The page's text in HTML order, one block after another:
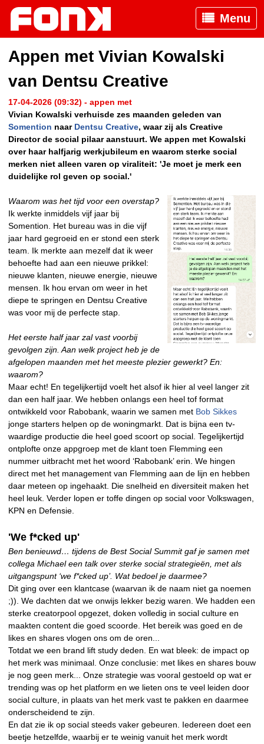
Menu
Appen met Vivian Kowalski
van Dentsu Creative
17-04-2026 (09:32) - appen met
Vivian Kowalski verhuisde zes maanden geleden van
Somention naar Dentsu Creative, waar zij als Creative
Director de social pilaar aanstuurt. We appen met Kowalski
over haar halfjarig werkjubileum en waarom sterke social
merken niet alleen varen op viraliteit: 'Je moet je merk een
duidelijke rol geven op social.'
Waarom was het tijd voor een overstap?
Ik werkte inmiddels vijf jaar bij
Somention. Het bureau was in die vijf
jaar hard gegroeid en er stond een sterk
team. Ik merkte aan mezelf dat ik weer
behoefte had aan een nieuwe prikkel:
nieuwe klanten, nieuwe energie, nieuwe
mensen. Ik hou ervan om weer in het
diepe te springen en Dentsu Creative
was voor mij de perfecte stap.
Het eerste half jaar zal vast voorbij
gevolgen zijn. Aan welk project heb je de
afgelopen maanden met het meeste plezier gewerkt? En:
waarom?
Maar echt! En tegelijkertijd voelt het alsof ik hier al veel langer zit
dan een half jaar. We hebben onlangs een heel tof format
ontwikkeld voor Rabobank, waarin we samen met Bob Sikkes
jonge starters helpen op de woningmarkt. Dat is bijna een tv-
waardige productie die heel goed scoort op social. Tegelijkertijd
ontplofte onze appgroep met de klant toen Flemming een
nummer uitbracht met het woord ‘Rabobank’ erin. We hingen
direct met het management van Flemming aan de lijn en hebben
daar meteen op ingehaakt. Die snelheid en diversiteit maken het
heel leuk. Verder lopen er toffe dingen op social voor Volkswagen,
KPN en Defensie.
'We f*cked up'
Ben benieuwd… tijdens de Best Social Summit gaf je samen met
collega Michael een talk over sterke social strategieën, met als
uitgangspunt ‘we f*cked up’. Wat bedoel je daarmee?
Dit ging over een klantcase (waarvan ik de naam niet ga noemen
;)). We dachten dat we onwijs lekker bezig waren. We hadden een
sterke creatorpool opgezet, doken volledig in social culture en
maakten content die goed scoorde. Het bereik was goed en de
likes en shares vlogen ons om de oren...
Totdat we een brand lift study deden. En wat bleek: de impact op
het merk was minimaal. Onze conclusie: met likes en shares bouw
je nog geen merk... Onze strategie was vooral gestoeld op wat er
trending was op het platform en we lieten ons te veel leiden door
social culture, in plaats van het merk vast te pakken en daarmee
onderscheidend te zijn.
En dat zie ik op social steeds vaker gebeuren. Iedereen doet een
beetje hetzelfde, waarbij er te weinig vanuit het merk wordt